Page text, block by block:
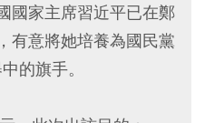
國家主席習近平已在鄭
有意將她培養為國民黨
的旗手。